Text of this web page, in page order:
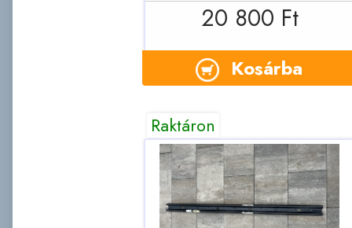
20 800 Ft
Kosárba
Raktáron